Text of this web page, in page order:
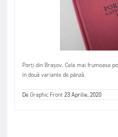
Porți din Brașov. Cele mai frumoase
în două variante de pânză.
DeGraphic Front23 Aprilie, 2020